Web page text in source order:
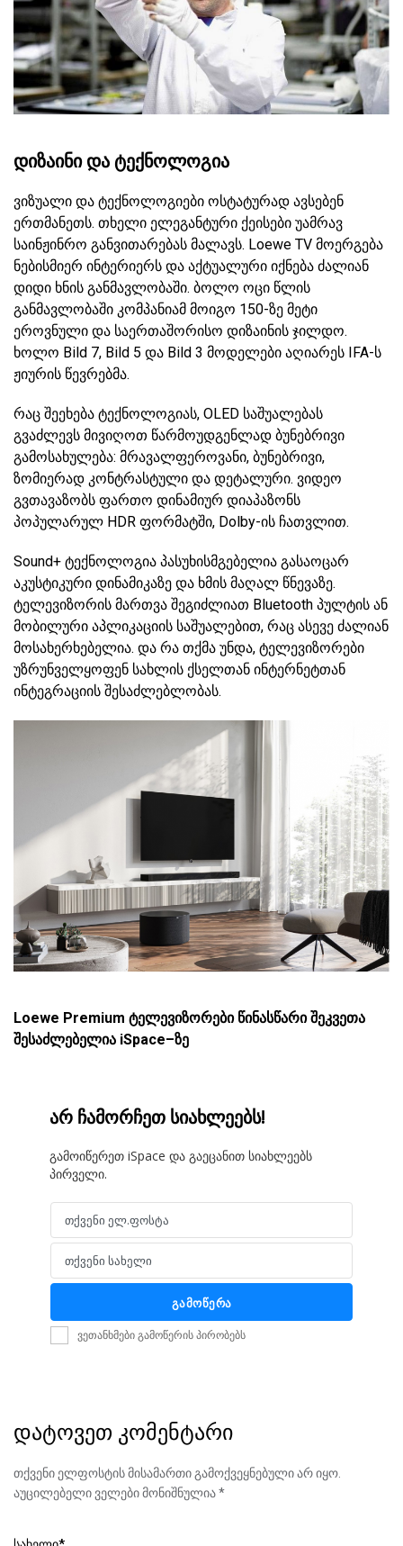
დიზაინი და ტექნოლოგია
ვიზუალი და ტექნოლოგიები ოსტატურად ავსებენ
ერთმანეთს. თხელი ელეგანტური ქეისები უამრავ
საინჟინრო განვითარებას მალავს. Loewe TV მოერგება
ნებისმიერ ინტერიერს და აქტუალური იქნება ძალიან
დიდი ხნის განმავლობაში. ბოლო ოცი წლის
განმავლობაში კომპანიამ მოიგო 150-ზე მეტი
ეროვნული და საერთაშორისო დიზაინის ჯილდო.
ხოლო Bild 7, Bild 5 და Bild 3 მოდელები აღიარეს IFA-ს
ჟიურის წევრებმა.
რაც შეეხება ტექნოლოგიას, OLED საშუალებას
გვაძლევს მივიღოთ წარმოუდგენლად ბუნებრივი
გამოსახულება: მრავალფეროვანი, ბუნებრივი,
ზომიერად კონტრასტული და დეტალური. ვიდეო
გვთავაზობს ფართო დინამიურ დიაპაზონს
პოპულარულ HDR ფორმატში, Dolby-ის ჩათვლით.
Sound+ ტექნოლოგია პასუხისმგებელია გასაოცარ
აკუსტიკური დინამიკაზე და ხმის მაღალ წნევაზე.
ტელევიზორის მართვა შეგიძლიათ Bluetooth პულტის ან
მობილური აპლიკაციის საშუალებით, რაც ასევე ძალიან
მოსახერხებელია. და რა თქმა უნდა, ტელევიზორები
უზრუნველყოფენ სახლის ქსელთან ინტერნეტთან
ინტეგრაციის შესაძლებლობას.
Loewe Premium ტელევიზორები წინასწარი შეკვეთა
შესაძლებელია iSpace–ზე
არ ჩამორჩეთ სიახლეებს!
გამოიწერეთ iSpace და გაეცანით სიახლეებს
პირველი.
Email
თქვენი ელ.ფოსტა
Name
თქვენი სახელი
გამოწერა
ვეთანხმები გამოწერის პირობებს
დატოვეთ კომენტარი
თქვენი ელფოსტის მისამართი გამოქვეყნებული არ იყო.
აუცილებელი ველები მონიშნულია*